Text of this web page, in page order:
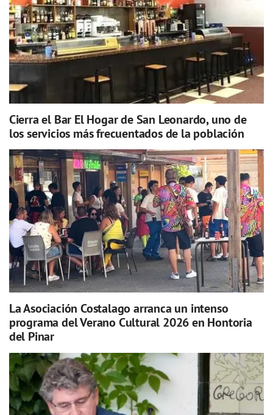
Cierra el Bar El Hogar de San Leonardo, uno de
los servicios más frecuentados de la población
La Asociación Costalago arranca un intenso
programa del Verano Cultural 2026 en Hontoria
del Pinar